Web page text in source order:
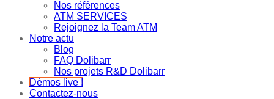
Nos références
ATM SERVICES
Rejoignez la Team ATM
Notre actu
Blog
FAQ Dolibarr
Nos projets R&D Dolibarr
Démos live !
Contactez-nous